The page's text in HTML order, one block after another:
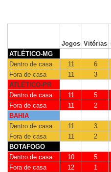
Jogos Vitórias
ATLÉTICO-MG
Dentro de casa
11 6
Fora de casa
11 3
ATLÉTICO-PR
Dentro de casa
11 5
Fora de casa
11 2
BAHIA
Dentro de casa
11 3
Fora de casa
11 2
BOTAFOGO
Dentro de casa
10 5
Fora de casa
12 1